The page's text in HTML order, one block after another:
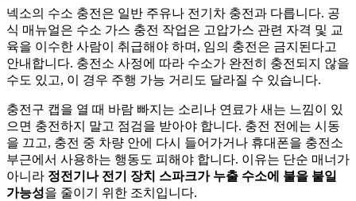
넥소의 수소 충전은 일반 주유나 전기차 충전과 다릅니다. 공
식 매뉴얼은 수소 가스 충전 작업은 고압가스 관련 자격 및 교
육을 이수한 사람이 취급해야 하며, 임의 충전은 금지된다고
안내합니다. 충전소 사정에 따라 수소가 완전히 충전되지 않을
수도 있고, 이 경우 주행 가능 거리도 달라질 수 있습니다.
충전구 캡을 열 때 바람 빠지는 소리나 연료가 새는 느낌이 있
으면 충전하지 말고 점검을 받아야 합니다. 충전 전에는 시동
을 끄고, 충전 중 차량 안에 다시 들어가거나 휴대폰을 충전소
부근에서 사용하는 행동도 피해야 합니다. 이유는 단순 매너가
아니라 정전기나 전기 장치 스파크가 누출 수소에 불을 붙일
가능성을 줄이기 위한 조치입니다.